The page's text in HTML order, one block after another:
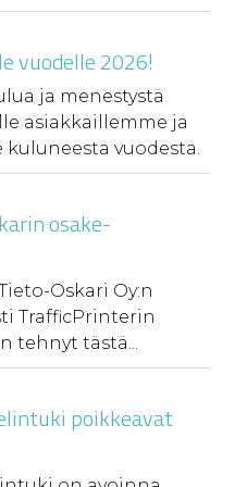
vuodelle 2026!
ja menestystä
asiakkaillemme ja
vuodesta.
osake-
Oskari Oy:n
TrafficPrinterin
tehnyt tästä...
poikkeavat